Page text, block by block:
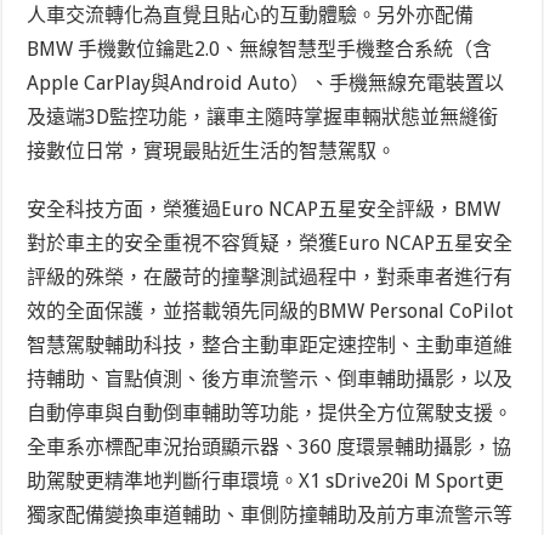
人車交流轉化為直覺且貼心的互動體驗。另外亦配備
BMW 手機數位鑰匙2.0、無線智慧型手機整合系統（含
Apple CarPlay與Android Auto）、手機無線充電裝置以
及遠端3D監控功能，讓車主隨時掌握車輛狀態並無縫銜
接數位日常，實現最貼近生活的智慧駕馭。
安全科技方面，榮獲過Euro NCAP五星安全評級，BMW
對於車主的安全重視不容質疑，榮獲Euro NCAP五星安全
評級的殊榮，在嚴苛的撞擊測試過程中，對乘車者進行有
效的全面保護，並搭載領先同級的BMW Personal CoPilot
智慧駕駛輔助科技，整合主動車距定速控制、主動車道維
持輔助、盲點偵測、後方車流警示、倒車輔助攝影，以及
自動停車與自動倒車輔助等功能，提供全方位駕駛支援。
全車系亦標配車況抬頭顯示器、360 度環景輔助攝影，協
助駕駛更精準地判斷行車環境。X1 sDrive20i M Sport更
獨家配備變換車道輔助、車側防撞輔助及前方車流警示等